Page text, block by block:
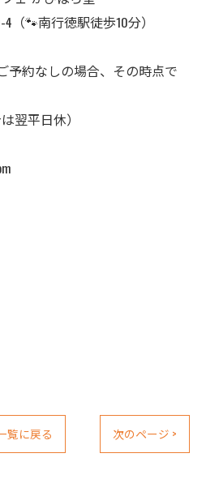
（🐾南行徳駅徒歩10分）
予約なしの場合、その時点で
翌平日休）
覧に戻る 次のページ >